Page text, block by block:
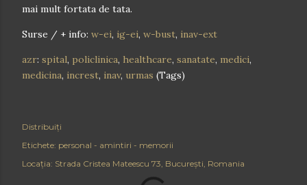
mai mult fortata de tata.
Surse / + info: w-ei, ig-ei, w-bust, inav-ext
azr: spital, policlinica, healthcare, sanatate, medici,
medicina, increst, inav, urmas (Tags)
Distribuiți
Etichete: personal - amintiri - memorii
Locația: Strada Cristea Mateescu 73, București, Romania